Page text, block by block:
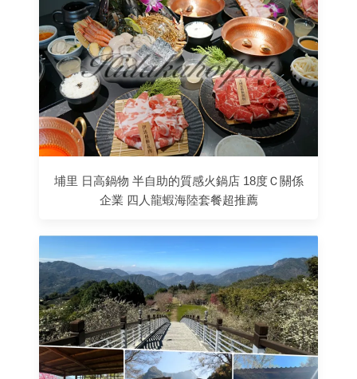
埔里 日高鍋物 半自助的質感火鍋店 18度Ｃ關係
企業 四人龍蝦海陸套餐超推薦